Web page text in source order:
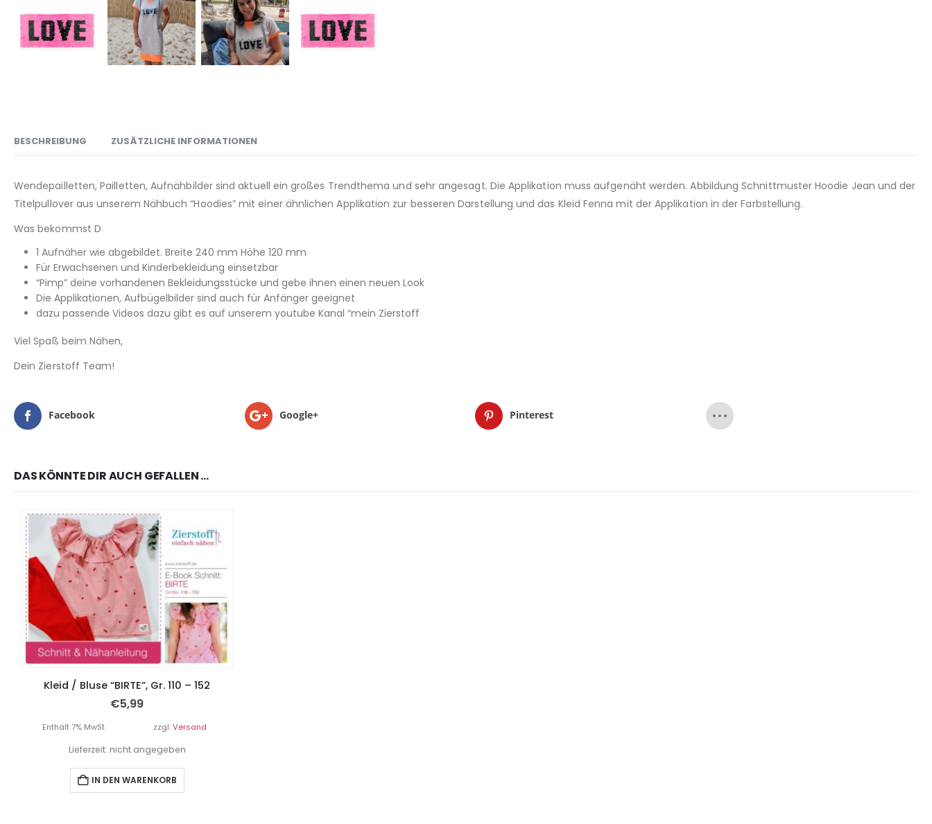
BESCHREIBUNG ZUSÄTZLICHE INFORMATIONEN
Wendepailletten, Pailletten, Aufnähbilder sind aktuell ein großes Trendthema und sehr angesagt. Die Applikation muss aufgenäht werden. Abbildung Schnittmuster Hoodie Jean und der
Titelpullover aus unserem Nähbuch “Hoodies” mit einer ähnlichen Applikation zur besseren Darstellung und das Kleid Fenna mit der Applikation in der Farbstellung.
Was bekommst D
1 Aufnäher wie abgebildet. Breite 240 mm Höhe 120 mm
Für Erwachsenen und Kinderbekleidung einsetzbar
“Pimp” deine vorhandenen Bekleidungsstücke und gebe ihnen einen neuen Look
Die Applikationen, Aufbügelbilder sind auch für Anfänger geeignet
dazu passende Videos dazu gibt es auf unserem youtube Kanal “mein Zierstoff
Viel Spaß beim Nähen,
Dein Zierstoff Team!
Facebook Google+ Pinterest
DAS KÖNNTE DIR AUCH GEFALLEN …
Kleid / Bluse “BIRTE”, Gr. 110 – 152
€5,99
Enthält 7% MwSt. zzgl.Versand
Lieferzeit: nicht angegeben
IN DEN WARENKORB